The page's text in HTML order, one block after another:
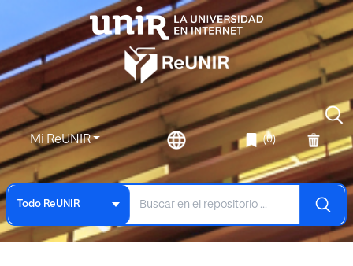
Mi ReUNIR (0)
Todo ReUNIR